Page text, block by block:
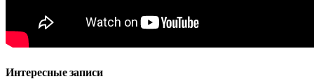
Интересные записи